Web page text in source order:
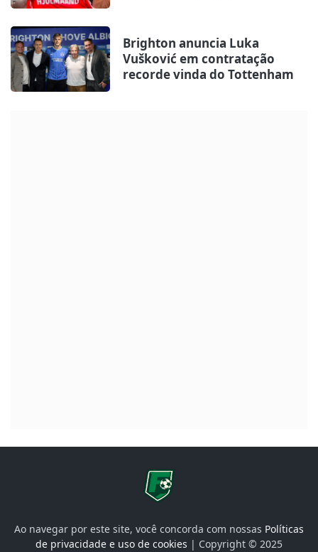
Brighton anuncia Luka
Vušković em contratação
recorde vinda do Tottenham
Ao navegar por este site, você concorda com nossas Políticas
de privacidade e uso de cookies | Copyright © 2025